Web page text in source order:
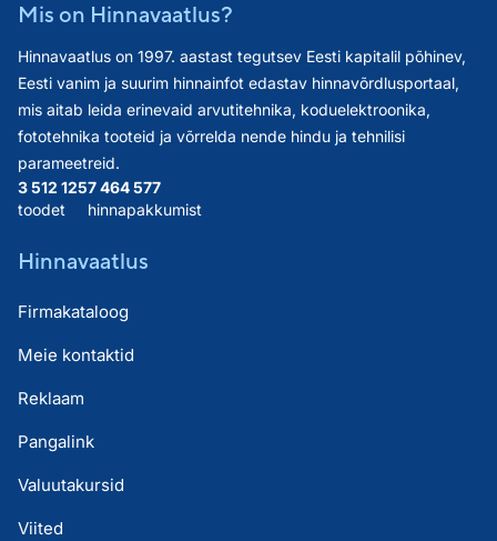
Mis on Hinnavaatlus?
Hinnavaatlus on 1997. aastast tegutsev Eesti kapitalil põhinev,
Eesti vanim ja suurim hinnainfot edastav hinnavõrdlusportaal,
mis aitab leida erinevaid arvutitehnika, koduelektroonika,
fototehnika tooteid ja võrrelda nende hindu ja tehnilisi
parameetreid.
3 512 125
toodet
7 464 577
hinnapakkumist
Hinnavaatlus
Firmakataloog
Meie kontaktid
Reklaam
Pangalink
Valuutakursid
Viited